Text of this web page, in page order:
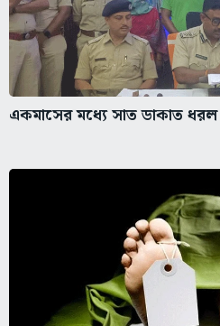
একমাসের মধ্যে সাত ডাকাত